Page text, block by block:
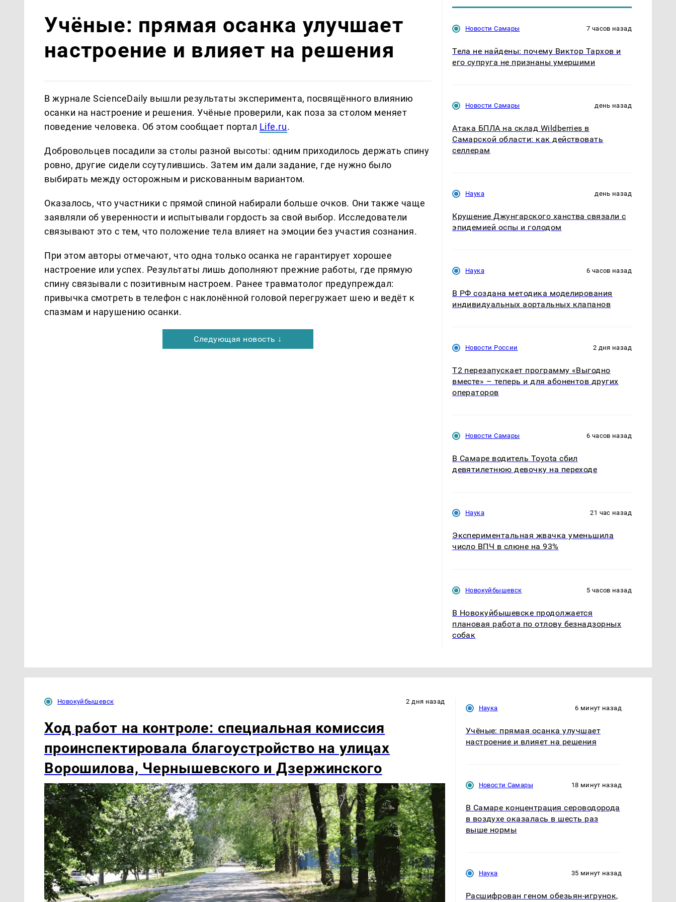
Учёные: прямая осанка улучшает
настроение и влияет на решения
В журнале ScienceDaily вышли результаты эксперимента, посвящённого влиянию
осанки на настроение и решения. Учёные проверили, как поза за столом меняет
поведение человека. Об этом сообщает портал Life.ru.
Добровольцев посадили за столы разной высоты: одним приходилось держать спину
ровно, другие сидели ссутулившись. Затем им дали задание, где нужно было
выбирать между осторожным и рискованным вариантом.
Оказалось, что участники с прямой спиной набирали больше очков. Они также чаще
заявляли об уверенности и испытывали гордость за свой выбор. Исследователи
связывают это с тем, что положение тела влияет на эмоции без участия сознания.
При этом авторы отмечают, что одна только осанка не гарантирует хорошее
настроение или успех. Результаты лишь дополняют прежние работы, где прямую
спину связывали с позитивным настроем. Ранее травматолог предупреждал:
привычка смотреть в телефон с наклонённой головой перегружает шею и ведёт к
спазмам и нарушению осанки.
Следующая новость ↓
Новости Самары 7 часов назад
Тела не найдены: почему Виктор Тархов и
его супруга не признаны умершими
Новости Самары день назад
Атака БПЛА на склад Wildberries в
Самарской области: как действовать
селлерам
Наука день назад
Крушение Джунгарского ханства связали с
эпидемией оспы и голодом
Наука 6 часов назад
В РФ создана методика моделирования
индивидуальных аортальных клапанов
Новости России 2 дня назад
Т2 перезапускает программу «Выгодно
вместе» – теперь и для абонентов других
операторов
Новости Самары 6 часов назад
В Самаре водитель Toyota сбил
девятилетнюю девочку на переходе
Наука 21 час назад
Экспериментальная жвачка уменьшила
число ВПЧ в слюне на 93%
Новокуйбышевск 5 часов назад
В Новокуйбышевске продолжается
плановая работа по отлову безнадзорных
собак
Новокуйбышевск 2 дня назад
Ход работ на контроле: специальная комиссия
проинспектировала благоустройство на улицах
Ворошилова, Чернышевского и Дзержинского
Наука 6 минут назад
Учёные: прямая осанка улучшает
настроение и влияет на решения
Новости Самары 18 минут назад
В Самаре концентрация сероводорода
в воздухе оказалась в шесть раз
выше нормы
Наука 35 минут назад
Расшифрован геном обезьян-игрунок,